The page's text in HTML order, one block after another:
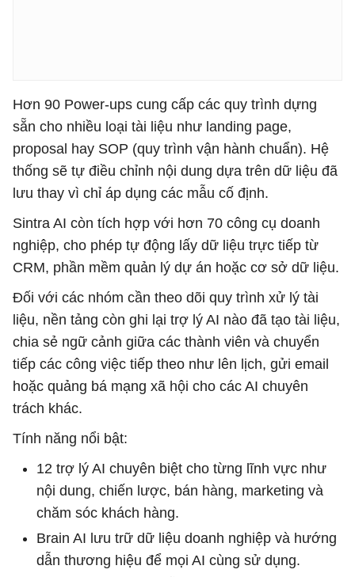
Hơn 90 Power-ups cung cấp các quy trình dựng
sẵn cho nhiều loại tài liệu như landing page,
proposal hay SOP (quy trình vận hành chuẩn). Hệ
thống sẽ tự điều chỉnh nội dung dựa trên dữ liệu đã
lưu thay vì chỉ áp dụng các mẫu cố định.
Sintra AI còn tích hợp với hơn 70 công cụ doanh
nghiệp, cho phép tự động lấy dữ liệu trực tiếp từ
CRM, phần mềm quản lý dự án hoặc cơ sở dữ liệu.
Đối với các nhóm cần theo dõi quy trình xử lý tài
liệu, nền tảng còn ghi lại trợ lý AI nào đã tạo tài liệu,
chia sẻ ngữ cảnh giữa các thành viên và chuyển
tiếp các công việc tiếp theo như lên lịch, gửi email
hoặc quảng bá mạng xã hội cho các AI chuyên
trách khác.
Tính năng nổi bật:
12 trợ lý AI chuyên biệt cho từng lĩnh vực như
nội dung, chiến lược, bán hàng, marketing và
chăm sóc khách hàng.
Brain AI lưu trữ dữ liệu doanh nghiệp và hướng
dẫn thương hiệu để mọi AI cùng sử dụng.